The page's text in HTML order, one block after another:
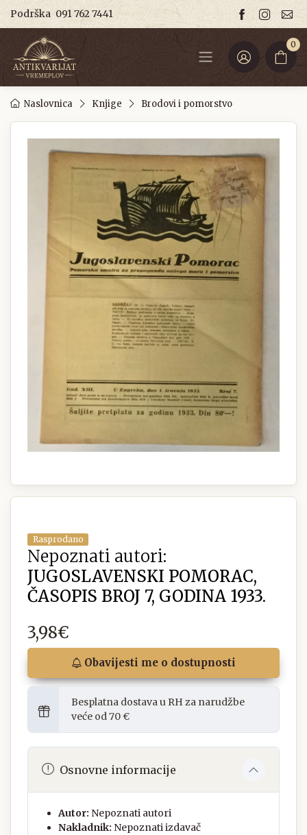
Podrška 091 762 7441
0
Naslovnica Knjige Brodovi i pomorstvo
Rasprodano
Nepoznati autori:
JUGOSLAVENSKI POMORAC,
ČASOPIS BROJ 7, GODINA 1933.
3,98€
Obavijesti me o dostupnosti
Besplatna dostava u RH za narudžbe
veće od 70 €
Osnovne informacije
Autor: Nepoznati autori
Nakladnik: Nepoznati izdavač